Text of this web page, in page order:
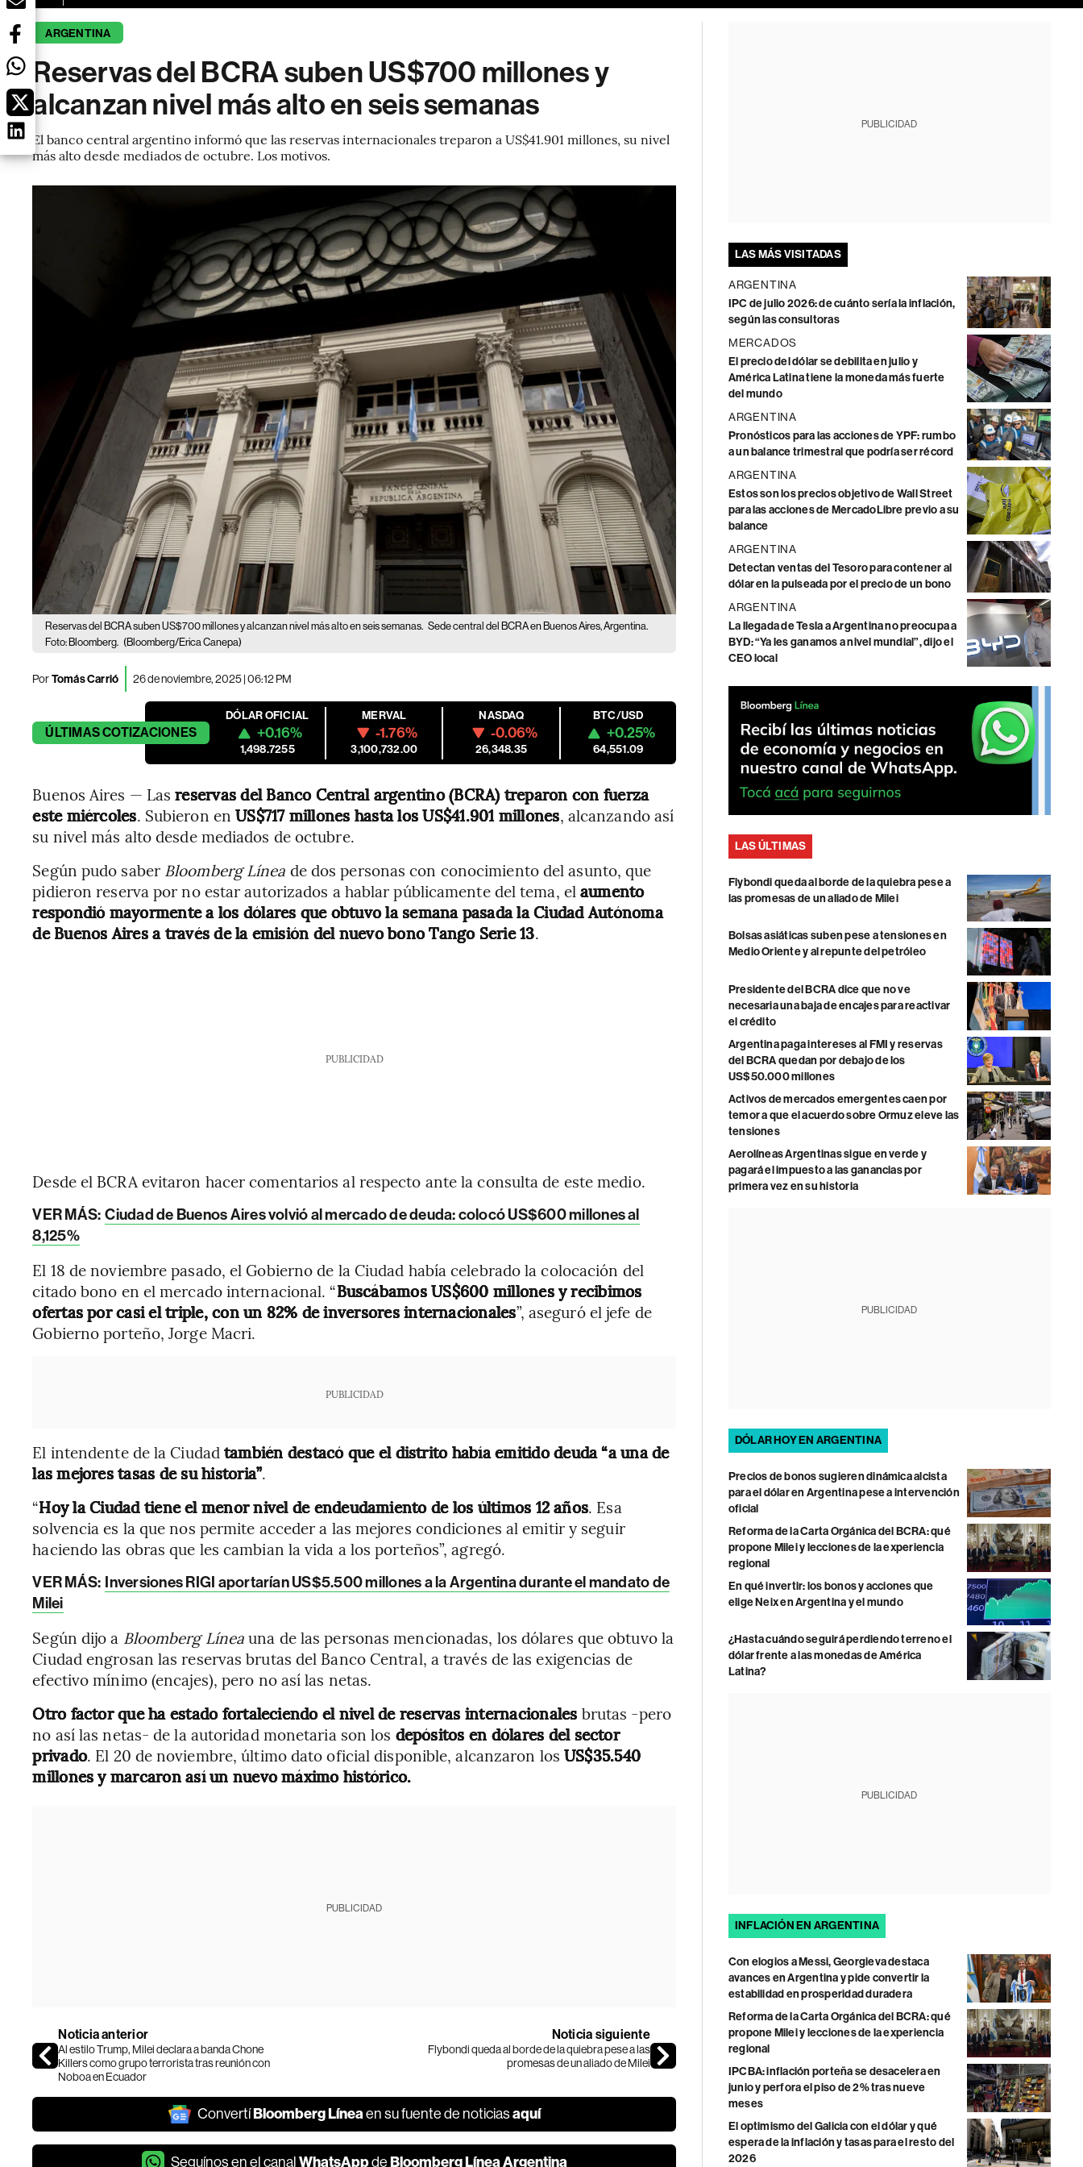
ARGENTINA
Reservas del BCRA suben US$700 millones y
alcanzan nivel más alto en seis semanas
El banco central argentino informó que las reservas internacionales treparon a US$41.901 millones, su nivel
más alto desde mediados de octubre. Los motivos.
Reservas del BCRA suben US$700 millones y alcanzan nivel más alto en seis semanas. Sede central del BCRA en Buenos Aires, Argentina.
Foto: Bloomberg. (Bloomberg/Erica Canepa)
PorTomás Carrió 26 de noviembre, 2025 | 06:12 PM
ÚLTIMASCOTIZACIONES
DÓLAR OFICIAL
+0.16%
1,498.7255
MERVAL
-1.76%
3,100,732.00
NASDAQ
-0.06%
26,348.35
BTC/USD
+0.25%
64,551.09
Buenos Aires — Lasreservas del Banco Central argentino (BCRA) treparon con fuerza
este miércoles. Subieron enUS$717 millones hasta los US$41.901 millones, alcanzando así
su nivel más alto desde mediados de octubre.
Según pudo saber Bloomberg Línea de dos personas con conocimiento del asunto, que
pidieron reserva por no estar autorizados a hablar públicamente del tema, elaumento
respondió mayormente a los dólares que obtuvo la semana pasada la Ciudad Autónoma
de Buenos Aires a través de la emisión del nuevo bono Tango Serie 13.
PUBLICIDAD
Desde el BCRA evitaron hacer comentarios al respecto ante la consulta de este medio.
VER MÁS: Ciudad de Buenos Aires volvió al mercado de deuda: colocó US$600 millones al
8,125%
El 18 de noviembre pasado, el Gobierno de la Ciudad había celebrado la colocación del
citado bono en el mercado internacional. “Buscábamos US$600 millones y recibimos
ofertas por casi el triple, con un 82% de inversores internacionales”, aseguró el jefe de
Gobierno porteño, Jorge Macri.
PUBLICIDAD
El intendente de la Ciudadtambién destacó que el distrito había emitido deuda “a una de
las mejores tasas de su historia”.
“Hoy la Ciudad tiene el menor nivel de endeudamiento de los últimos 12 años. Esa
solvencia es la que nos permite acceder a las mejores condiciones al emitir y seguir
haciendo las obras que les cambian la vida a los porteños”, agregó.
VER MÁS: Inversiones RIGI aportarían US$5.500 millones a la Argentina durante el mandato de
Milei
Según dijo a Bloomberg Líneauna de las personas mencionadas, los dólares que obtuvo la
Ciudad engrosan las reservas brutas del Banco Central, a través de las exigencias de
efectivo mínimo (encajes), pero no así las netas.
Otro factor que ha estado fortaleciendo el nivel de reservas internacionales brutas -pero
no así las netas- de la autoridad monetaria son los depósitos en dólares del sector
privado. El 20 de noviembre, último dato oficial disponible, alcanzaron los US$35.540
millones y marcaron así un nuevo máximo histórico.
PUBLICIDAD
Noticia anterior
Al estilo Trump, Milei declara a banda Chone
Killers como grupo terrorista tras reunión con
Noboa en Ecuador
Noticia siguiente
Flybondi queda al borde de la quiebra pese a las
promesas de un aliado de Milei
ConvertíBloomberg Líneaen su fuente de noticiasaquí
Seguínos en el canal WhatsAppde Bloomberg Línea Argentina
PUBLICIDAD
LAS MÁS VISITADAS
ARGENTINA
IPC de julio 2026: de cuánto sería la inflación,
según las consultoras
MERCADOS
El precio del dólar se debilita en julio y
América Latina tiene la moneda más fuerte
del mundo
ARGENTINA
Pronósticos para las acciones de YPF: rumbo
a un balance trimestral que podría ser récord
ARGENTINA
Estos son los precios objetivo de Wall Street
para las acciones de MercadoLibre previo a su
balance
ARGENTINA
Detectan ventas del Tesoro para contener al
dólar en la pulseada por el precio de un bono
ARGENTINA
La llegada de Tesla a Argentina no preocupa a
BYD: “Ya les ganamos a nivel mundial”, dijo el
CEO local
LAS ÚLTIMAS
Flybondi queda al borde de la quiebra pese a
las promesas de un aliado de Milei
Bolsas asiáticas suben pese a tensiones en
Medio Oriente y al repunte del petróleo
Presidente del BCRA dice que no ve
necesaria una baja de encajes para reactivar
el crédito
Argentina paga intereses al FMI y reservas
del BCRA quedan por debajo de los
US$50.000 millones
Activos de mercados emergentes caen por
temor a que el acuerdo sobre Ormuz eleve las
tensiones
Aerolíneas Argentinas sigue en verde y
pagará el impuesto a las ganancias por
primera vez en su historia
PUBLICIDAD
DÓLAR HOY EN ARGENTINA
Precios de bonos sugieren dinámica alcista
para el dólar en Argentina pese a intervención
oficial
Reforma de la Carta Orgánica del BCRA: qué
propone Milei y lecciones de la experiencia
regional
En qué invertir: los bonos y acciones que
elige Neix en Argentina y el mundo
¿Hasta cuándo seguirá perdiendo terreno el
dólar frente a las monedas de América
Latina?
PUBLICIDAD
INFLACIÓN EN ARGENTINA
Con elogios a Messi, Georgieva destaca
avances en Argentina y pide convertir la
estabilidad en prosperidad duradera
Reforma de la Carta Orgánica del BCRA: qué
propone Milei y lecciones de la experiencia
regional
IPCBA: inflación porteña se desacelera en
junio y perfora el piso de 2% tras nueve
meses
El optimismo del Galicia con el dólar y qué
espera de la inflación y tasas para el resto del
2026